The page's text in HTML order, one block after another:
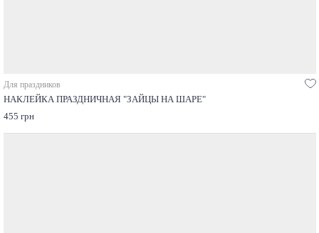
Для праздников
НАКЛЕЙКА ПРАЗДНИЧНАЯ "ЗАЙЦЫ НА ШАРЕ"
455 грн